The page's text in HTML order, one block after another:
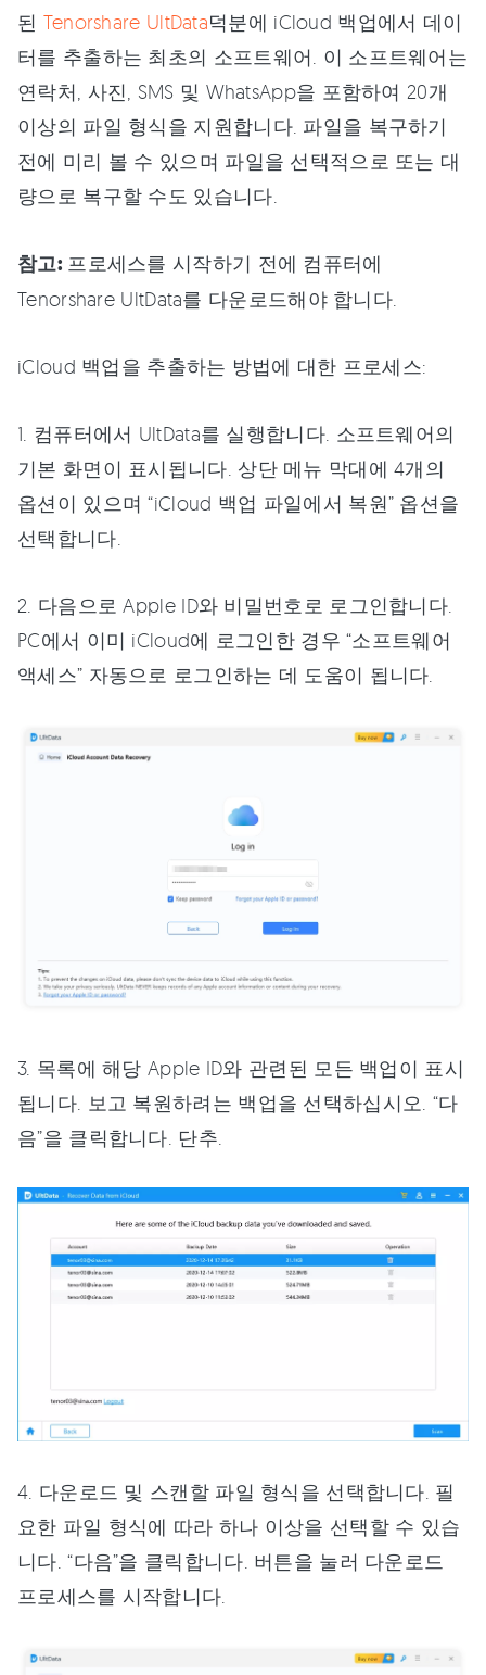
된 Tenorshare UltData덕분에 iCloud 백업에서 데이
터를 추출하는 최초의 소프트웨어. 이 소프트웨어는
연락처, 사진, SMS 및 WhatsApp을 포함하여 20개
이상의 파일 형식을 지원합니다. 파일을 복구하기
전에 미리 볼 수 있으며 파일을 선택적으로 또는 대
량으로 복구할 수도 있습니다.
참고: 프로세스를 시작하기 전에 컴퓨터에
Tenorshare UltData를 다운로드해야 합니다.
iCloud 백업을 추출하는 방법에 대한 프로세스:
1. 컴퓨터에서 UltData를 실행합니다. 소프트웨어의
기본 화면이 표시됩니다. 상단 메뉴 막대에 4개의
옵션이 있으며 “iCloud 백업 파일에서 복원” 옵션을
선택합니다.
2. 다음으로 Apple ID와 비밀번호로 로그인합니다.
PC에서 이미 iCloud에 로그인한 경우 “소프트웨어
액세스” 자동으로 로그인하는 데 도움이 됩니다.
3. 목록에 해당 Apple ID와 관련된 모든 백업이 표시
됩니다. 보고 복원하려는 백업을 선택하십시오. “다
음”을 클릭합니다. 단추.
4. 다운로드 및 스캔할 파일 형식을 선택합니다. 필
요한 파일 형식에 따라 하나 이상을 선택할 수 있습
니다. “다음”을 클릭합니다. 버튼을 눌러 다운로드
프로세스를 시작합니다.